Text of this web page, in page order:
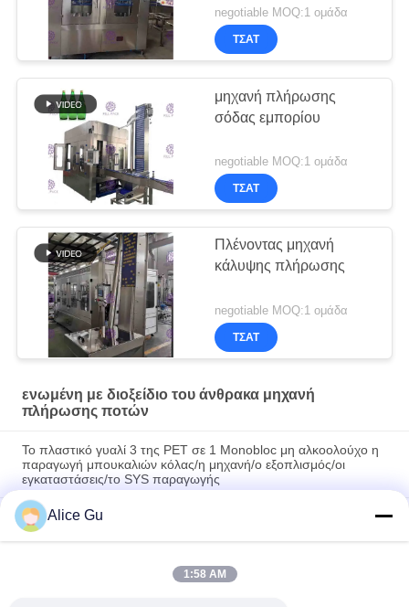
ποτών
negotiable MOQ:1 ομάδα
ΤΣΆΤ
μηχανή πλήρωσης
σόδας εμπορίου
negotiable MOQ:1 ομάδα
ΤΣΆΤ
Πλένοντας μηχανή
κάλυψης πλήρωσης
negotiable MOQ:1 ομάδα
ΤΣΆΤ
ενωμένη με διοξείδιο του άνθρακα μηχανή
πλήρωσης ποτών
Το πλαστικό γυαλί 3 της PET σε 1 Monobloc μη αλκοολούχο η
παραγωγή μπουκαλιών κόλας/η μηχανή/ο εξοπλισμός/οι
εγκαταστάσεις/το SYS παραγωγής
DCGF40-40-12 ενωμένη με διοξείδιο του άνθρακα μηχανή
πλήρωσης ποτών για τα πλαστικά μπουκάλια κεφαλής κοχλίου
PET
15Kw αυτόματος εμφιαλώνοντας εξοπλισμός 3 μη
Alice Gu
1:58 AM